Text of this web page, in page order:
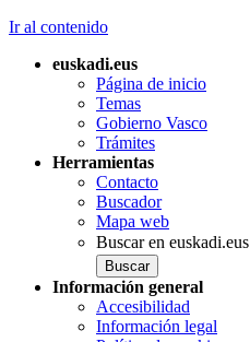
Ir al contenido
euskadi.eus
Página de inicio
Temas
Gobierno Vasco
Trámites
Herramientas
Contacto
Buscador
Mapa web
Buscar en euskadi.eus
Información general
Accesibilidad
Información legal